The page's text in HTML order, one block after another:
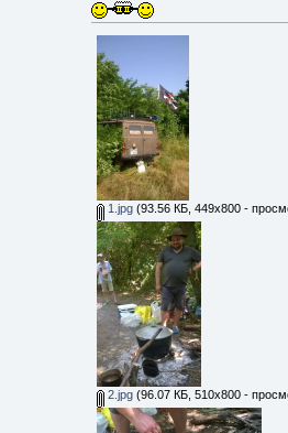
1.jpg(93.56 КБ, 449x800 -
2.jpg(96.07 КБ, 510x800 -